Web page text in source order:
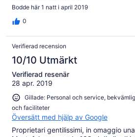
Bodde här 1 natt i april 2019
0
Verifierad recension
10/10 Utmärkt
Verifierad resenär
28 apr. 2019
Gillade: Personal och service,
och faciliteter
Översätt med hjälp av Google
Proprietari gentilissimi, in omaggio